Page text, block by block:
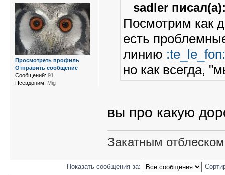
sadler
Посмотрим как
есть
линию :te_le_fon:
но как всегда,
вы про какую
Закатным
Просмотреть профиль
Отправить сообщение
Сообщений: 91
Псевдоним: Mig
Показать сообщения за: